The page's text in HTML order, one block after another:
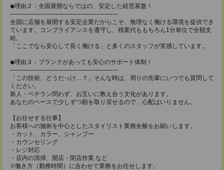
◆理由２：全国展開ならではの、安定した経営基盤！
────────────────────────
全国に店舗を展開する安定企業だからこそ、無理なく働ける環境を提供でき
ています。コンプライアンスを遵守し、残業代ももちろん1分単位で全額支
給。
「ここでなら安心して長く働ける」と多くのスタッフが実感しています。
◆理由３：ブランクがあっても安心のサポート体制！
────────────────────────
「この技術、どうだっけ…？」そんな時は、周りの先輩にいつでも質問して
ください。
新人・ベテラン問わず、お互いに教え合う文化があります。
あなたのペースで少しずつ勘を取り戻せるので、心配はいりません。
【お任せする仕事】
お客様への施術を中心としたスタイリスト業務全般をお願いします。
・カット、カラー、シャンプー
・カウンセリング
・レジ対応
・店内の清掃、開店・閉店作業 など
※働き方（勤務時間）に合わせて業務をお任せします。